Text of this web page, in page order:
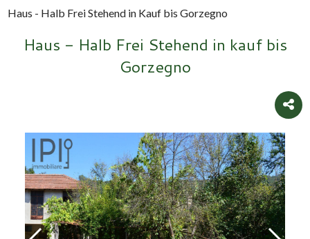
Haus - Halb Frei Stehend in Kauf bis Gorzegno
Haus - Halb Frei Stehend in kauf bis
Gorzegno